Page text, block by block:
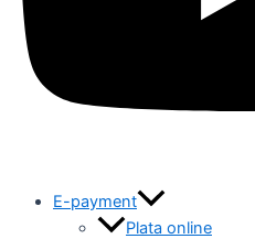
E-payment
Plata online